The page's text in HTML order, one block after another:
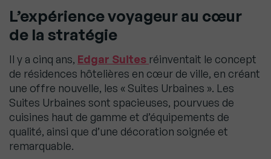
L’expérience voyageur au cœur
de la stratégie
Il y a cinq ans, Edgar Suites réinventait le concept
de résidences hôtelières en cœur de ville, en créant
une offre nouvelle, les « Suites Urbaines ». Les
Suites Urbaines sont spacieuses, pourvues de
cuisines haut de gamme et d’équipements de
qualité, ainsi que d’une décoration soignée et
remarquable.